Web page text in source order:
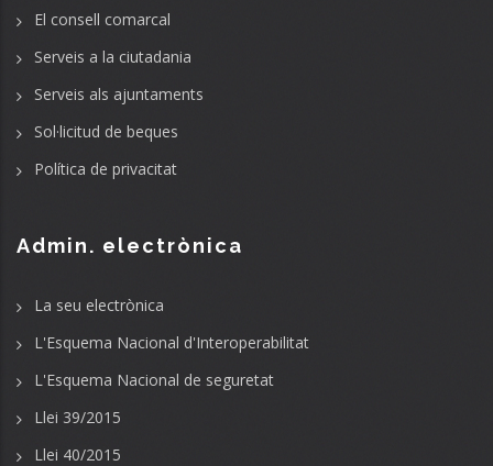
El consell comarcal
Serveis a la ciutadania
Serveis als ajuntaments
Sol·licitud de beques
Política de privacitat
Admin. electrònica
La seu electrònica
L'Esquema Nacional d'Interoperabilitat
L'Esquema Nacional de seguretat
Llei 39/2015
Llei 40/2015